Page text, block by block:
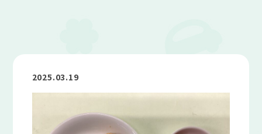
2025.03.19